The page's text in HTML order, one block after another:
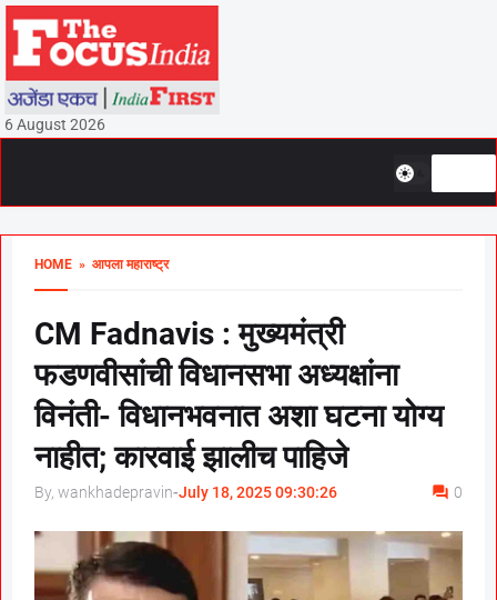
6 August 2026
HOME » आपला महाराष्ट्र
CM Fadnavis : मुख्यमंत्री
फडणवीसांची विधानसभा अध्यक्षांना
विनंती- विधानभवनात अशा घटना योग्य
नाहीत; कारवाई झालीच पाहिजे
By, wankhadepravin-July 18, 2025 09:30:26 0